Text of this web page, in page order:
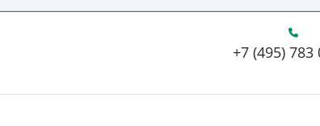
+7 (495) 783